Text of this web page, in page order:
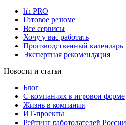
hh PRO
Готовое резюме
Все сервисы
Хочу у вас работать
Производственный календарь
Экспертная рекомендация
Новости и статьи
Блог
О компаниях в игровой форме
Жизнь в компании
ИТ-проекты
Рейтинг работодателей России